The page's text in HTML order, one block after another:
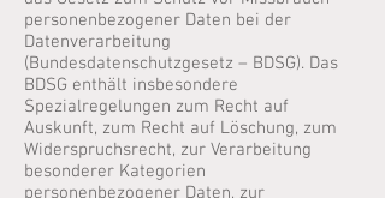
personenbezogener Daten bei der
Datenverarbeitung
(Bundesdatenschutzgesetz – BDSG). Das
BDSG enthält insbesondere
Spezialregelungen zum Recht auf
Auskunft, zum Recht auf Löschung, zum
Widerspruchsrecht, zur Verarbeitung
besonderer Kategorien